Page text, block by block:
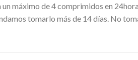
máximo de 4 comprimidos en
tomarlo más de 14 días. No